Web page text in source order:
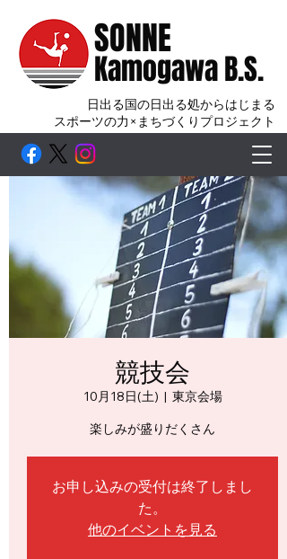
SONNE
Kamogawa B.S.
日出る国の日出る処からはじまる
スポーツの力×まちづくりプロジェクト
競技会
10月18日(土)
  |
東京会場
楽しみが盛りだくさん
お申し込みの受付は終了しまし
た。
他のイベントを見る